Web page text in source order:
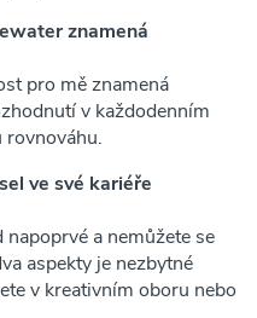
znamená
pro mě znamená
v každodenním
ve své kariéře
a nemůžete se
aspekty je nezbytné
v kreativním oboru nebo